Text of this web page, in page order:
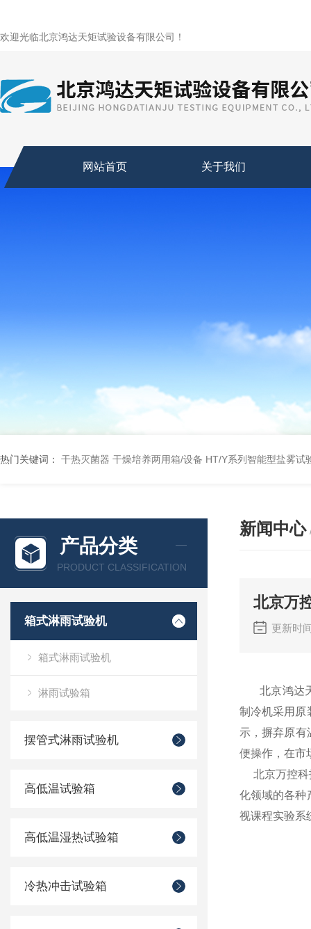
欢迎光临北京鸿达天矩试验设备有限公司！
网站首页 关于我们
热门关键词： 干热灭菌器 干燥培养两用箱/设备 HT/Y系列智能型盐雾试
产品分类
PRODUCT CLASSIFICATION
箱式淋雨试验机
箱式淋雨试验机
淋雨试验箱
摆管式淋雨试验机
高低温试验箱
高低温湿热试验箱
冷热冲击试验箱
新闻中心
北京万
更新时
北京鸿达天
制冷机采用原
示，摒弃原
便操作，在市
北京万控科
化领域的各种
视课程实验系